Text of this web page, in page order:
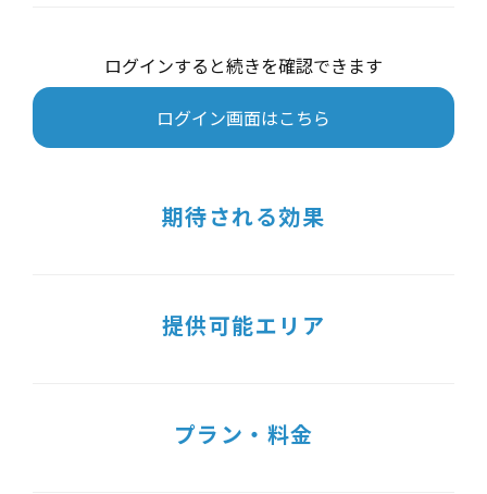
ログインすると続きを確認できます
ログイン画面はこちら
期待される効果
提供可能エリア
プラン・料金